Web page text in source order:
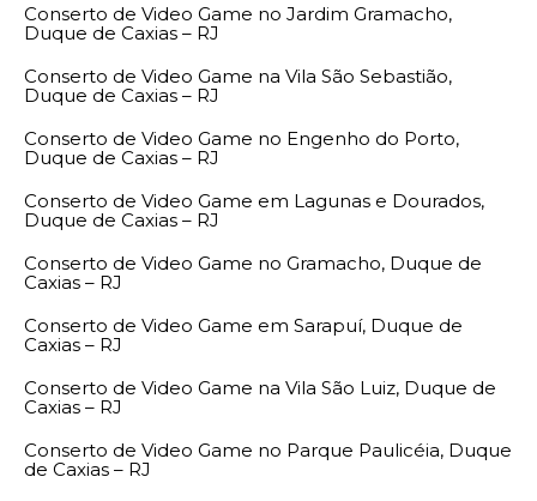
Conserto de Video Game no Jardim Gramacho,
Duque de Caxias – RJ
Conserto de Video Game na Vila São Sebastião,
Duque de Caxias – RJ
Conserto de Video Game no Engenho do Porto,
Duque de Caxias – RJ
Conserto de Video Game em Lagunas e Dourados,
Duque de Caxias – RJ
Conserto de Video Game no Gramacho, Duque de
Caxias – RJ
Conserto de Video Game em Sarapuí, Duque de
Caxias – RJ
Conserto de Video Game na Vila São Luiz, Duque de
Caxias – RJ
Conserto de Video Game no Parque Paulicéia, Duque
de Caxias – RJ